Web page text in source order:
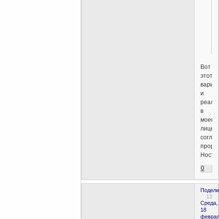
Вот
этот
и
в
моем
лице,
0
13
Среда,
18